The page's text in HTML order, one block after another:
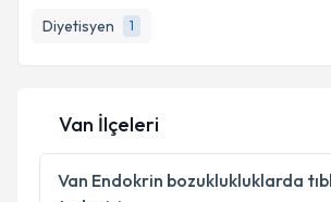
Diyetisyen
1
Van İlçeleri
Van Endokrin bozuklukluklarda